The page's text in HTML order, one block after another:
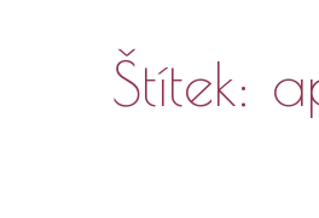
Štítek: